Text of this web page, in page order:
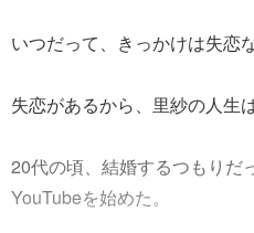
いつだって、きっかけは失恋な
失恋があるから、里紗の人生
20代の頃、結婚するつもりだ
YouTubeを始めた。